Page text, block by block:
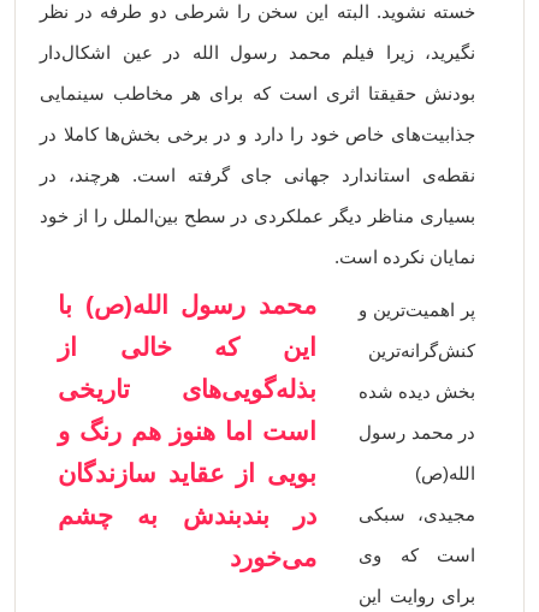
خسته نشوید. البته این سخن را شرطی دو طرفه در نظر
نگیرید، زیرا فیلم محمد رسول الله در عین اشکال‌دار
بودنش حقیقتا اثری است که برای هر مخاطب سینمایی
جذابیت‌های خاص خود را دارد و در برخی بخش‌ها کاملا در
نقطه‌ی استاندارد جهانی جای گرفته است. هرچند، در
بسیاری مناظر دیگر عملکردی در سطح بین‌الملل را از خود
نمایان نکرده است.
محمد رسول الله(ص) با
این که خالی از
بذله‌گویی‌های تاریخی
است اما هنوز هم رنگ و
بویی از عقاید سازندگان
در بندبندش به چشم
می‌خورد
پر اهمیت‌ترین و
کنش‌گرانه‌ترین
بخش دیده شده
در محمد رسول
الله(ص)
مجیدی، سبکی
است که وی
برای روایت این